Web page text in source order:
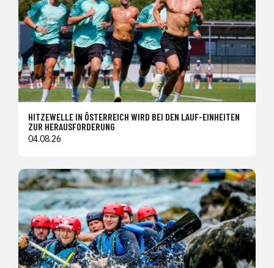
HITZEWELLE IN ÖSTERREICH WIRD BEI DEN LAUF-EINHEITEN
ZUR HERAUSFORDERUNG
04.08.26